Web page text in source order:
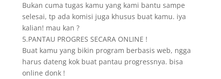
Bukan cuma tugas kamu yang kami bantu sampe
selesai, tp ada komisi juga khusus buat kamu. iya
kalian! mau kan ?
5.PANTAU PROGRES SECARA ONLINE !
Buat kamu yang bikin program berbasis web, ngga
harus dateng kok buat pantau progressnya. bisa
online donk !